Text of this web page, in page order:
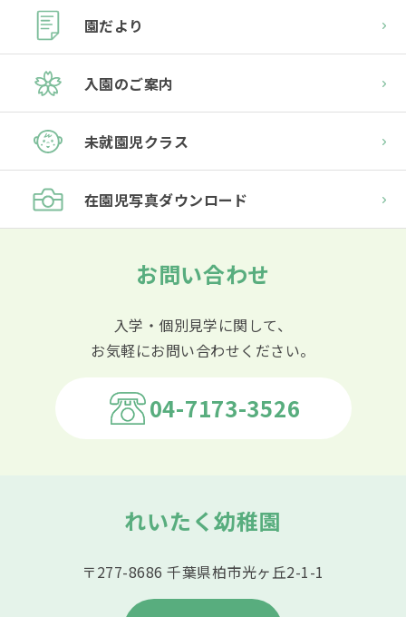
園だより
入園のご案内
未就園児クラス
在園児写真ダウンロード
お問い合わせ
入学・個別見学に関して、
お気軽にお問い合わせください。
04-7173-3526
れいたく幼稚園
〒277-8686 千葉県柏市光ヶ丘2-1-1